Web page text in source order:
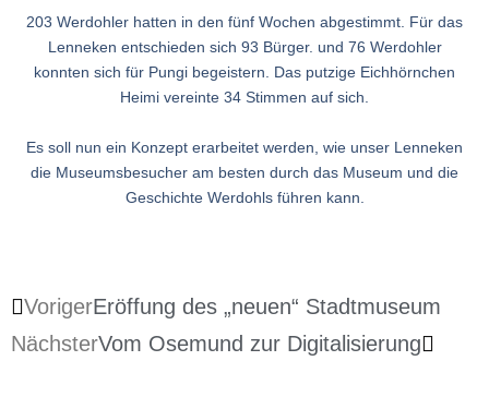
203 Werdohler hatten in den fünf Wochen abgestimmt. Für das
Lenneken entschieden sich 93 Bürger. und 76 Werdohler
konnten sich für Pungi begeistern. Das putzige Eichhörnchen
Heimi vereinte 34 Stimmen auf sich.
Es soll nun ein Konzept erarbeitet werden, wie unser Lenneken
die Museumsbesucher am besten durch das Museum und die
Geschichte Werdohls führen kann.
VorigerEröffung des „neuen“ Stadtmuseum
NächsterVom Osemund zur Digitalisierung